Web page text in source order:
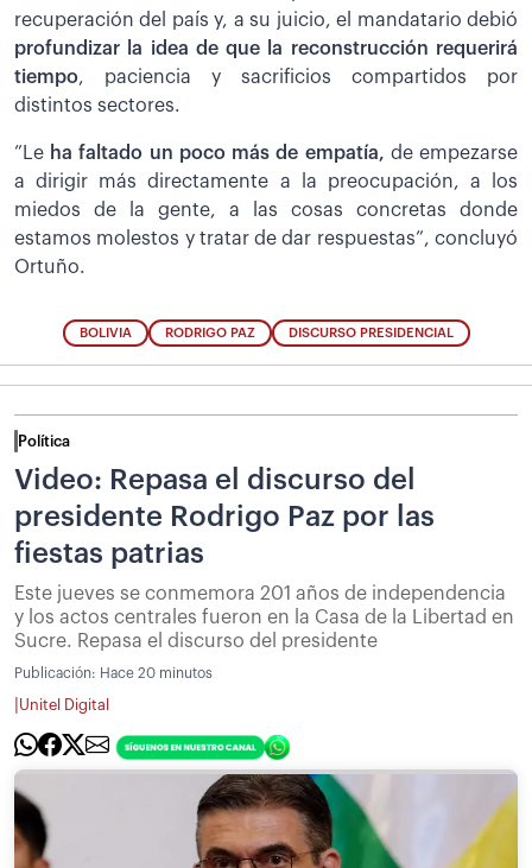
recuperación del país y, a su juicio, el mandatario debió
profundizar la idea de que la reconstrucción requerirá
tiempo, paciencia y sacrificios compartidos por
distintos sectores.
”Le ha faltado un poco más de empatía, de empezarse
a dirigir más directamente a la preocupación, a los
miedos de la gente, a las cosas concretas donde
estamos molestos y tratar de dar respuestas”, concluyó
Ortuño.
BOLIVIA RODRIGO PAZ DISCURSO PRESIDENCIAL
Política
Video: Repasa el discurso del
presidente Rodrigo Paz por las
fiestas patrias
Este jueves se conmemora 201 años de independencia
y los actos centrales fueron en la Casa de la Libertad en
Sucre. Repasa el discurso del presidente
Publicación: Hace 20 minutos
Unitel Digital